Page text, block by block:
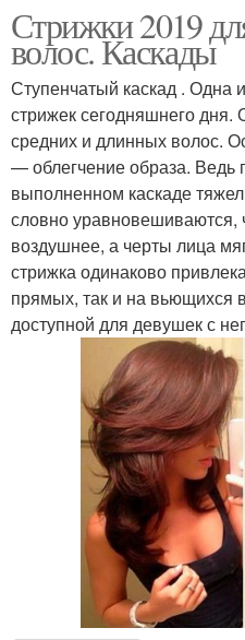
Стрижки 2019
волос. Каскады
Ступенчатый каскад . Одна
стрижек сегодняшнего дня.
средних и длинных волос.
— облегчение образа. Ведь
выполненном каскаде
словно уравновешиваются,
воздушнее, а черты лица
стрижка одинаково
прямых, так и на вьющихся
доступной для девушек с